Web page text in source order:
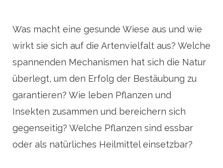
Was macht eine gesunde Wiese aus und wie
wirkt sie sich auf die Artenvielfalt aus? Welche
spannenden Mechanismen hat sich die Natur
überlegt, um den Erfolg der Bestäubung zu
garantieren? Wie leben Pflanzen und
Insekten zusammen und bereichern sich
gegenseitig? Welche Pflanzen sind essbar
oder als natürliches Heilmittel einsetzbar?